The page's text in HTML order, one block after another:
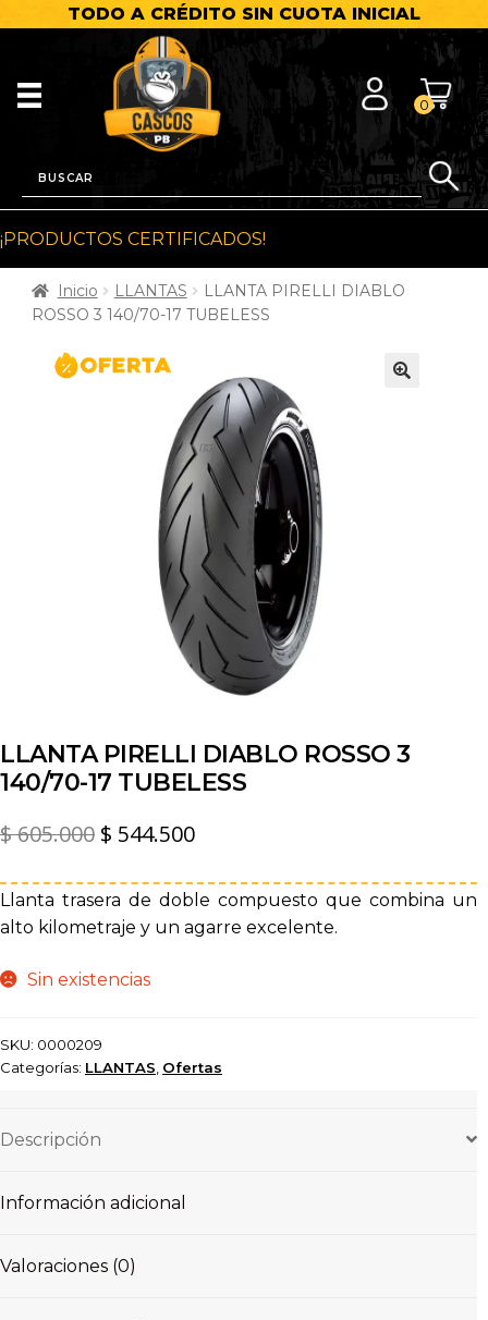
TODO A CRÉDITO SIN CUOTA INICIAL
0
¡PRODUCTOS CERTIFICADOS!
Inicio LLANTAS
LLANTA PIRELLI DIABLO
ROSSO 3 140/70-17 TUBELESS
LLANTA PIRELLI DIABLO ROSSO 3
140/70-17 TUBELESS
$605.000 El
original
era:
$ 605.000.
$ 544.500El
actual
es:
Llanta trasera de doble compuesto que combina un
alto kilometraje y un agarre excelente.
Sin existencias
SKU: 0000209
Categorías: LLANTAS Ofertas
Descripción
Información adicional
Valoraciones (0)